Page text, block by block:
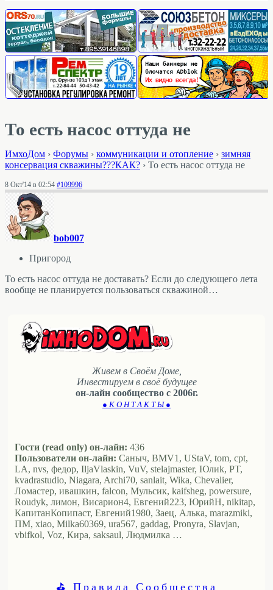
То есть насос оттуда не
ИмхоДом › Форумы › коммуникации и отопление › зимняя
консервация скважины???КАК? › То есть насос оттуда не
8 Окт'14 в 02:54 #109996
bob007
Пригород
То есть насос оттуда не доставать? Если до следующего лета
вообще не планируется пользоваться скважиной…
Живем в Своём Доме,
Инвестируем в своё будущее
он-лайн сообщество с 2006г.
● К О Н Т А К Т Ы ●
Гости (read only) он-лайн: 436
Пользователи он-лайн: Саныч, BMV1, UStaV, tom, cpt,
LA, nvs, федор, IljaVlaskin, VuV, stelajmaster, Юлиk, PT,
kvadrastudio, Niagara, Archi70, sanlait, Wika, Chevalier,
Ломастер, ивашкин, falcon, Мульсик, kaifsheg, powersure,
Roudyk, лимон, Висариoн4, Евгений223, ЮрийН, nikitap,
КапитанКопипаст, Евгений1980, Заец, Алька, marazmiki,
ПМ, xiao, Milka60369, ura567, gaddag, Pronyra, Slavjan,
vbifkol, Voz, Кира, saksaul, Людмилка …
⛳ Правила Сообщества